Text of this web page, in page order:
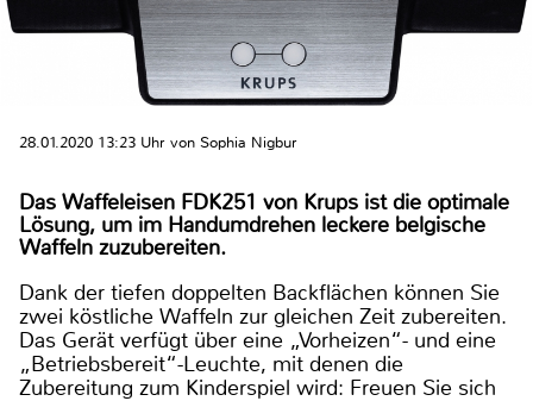
28.01.2020 13:23 Uhr von Sophia Nigbur
Das Waffeleisen FDK251 von Krups ist die optimale
Lösung, um im Handumdrehen leckere belgische
Waffeln zuzubereiten.
Dank der tiefen doppelten Backflächen können Sie
zwei köstliche Waffeln zur gleichen Zeit zubereiten.
Das Gerät verfügt über eine „Vorheizen“- und eine
„Betriebsbereit“-Leuchte, mit denen die
Zubereitung zum Kinderspiel wird: Freuen Sie sich